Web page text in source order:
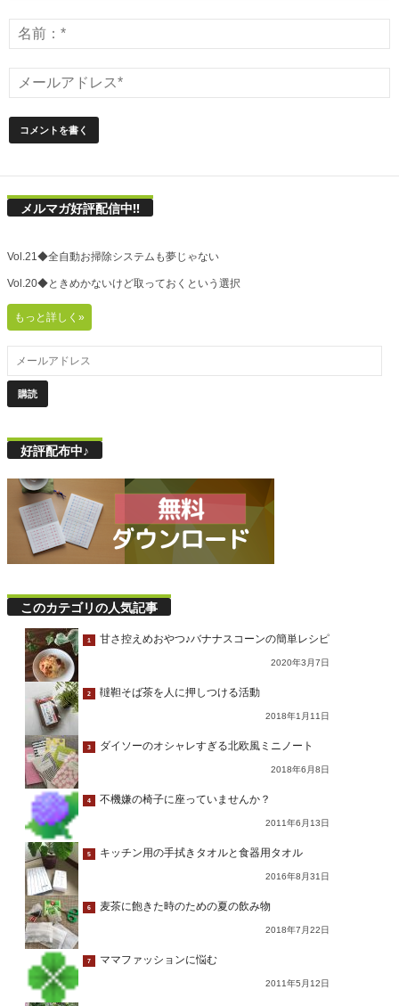
メルマガ好評配信中!!
Vol.21◆全自動お掃除システムも夢じゃない
Vol.20◆ときめかないけど取っておくという選択
もっと詳しく»
好評配布中♪
このカテゴリの人気記事
1 甘さ控えめおやつ♪バナナスコーンの簡単レシピ
2020年3月7日
2 韃靼そば茶を人に押しつける活動
2018年1月11日
3 ダイソーのオシャレすぎる北欧風ミニノート
2018年6月8日
4 不機嫌の椅子に座っていませんか？
2011年6月13日
5 キッチン用の手拭きタオルと食器用タオル
2016年8月31日
6 麦茶に飽きた時のための夏の飲み物
2018年7月22日
7 ママファッションに悩む
2011年5月12日